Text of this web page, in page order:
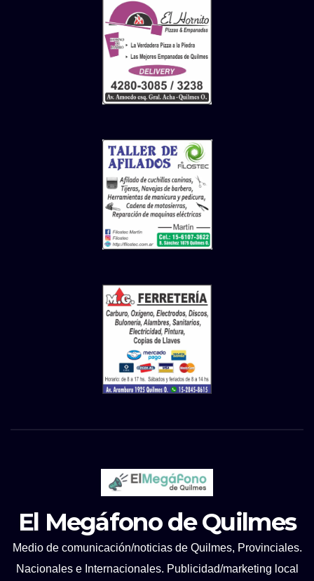
El Megáfono de Quilmes
Medio de comunicación/noticias de Quilmes, Provinciales.
Nacionales e Internacionales. Publicidad/marketing local